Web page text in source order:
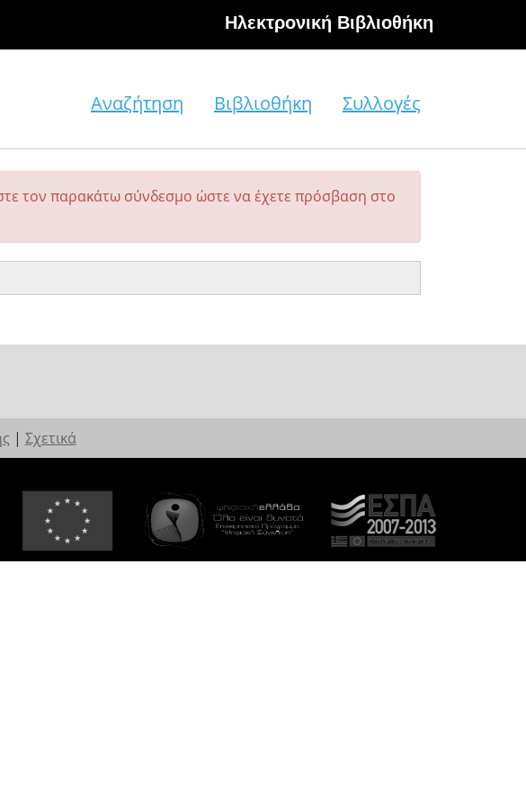
Hλεκτρονική Βιβλιοθήκη
Αναζήτηση Βιβλιοθήκη Συλλογές
τον παρακάτω σύνδεσμο ώστε να έχετε πρόσβαση στο
| Σχετικά